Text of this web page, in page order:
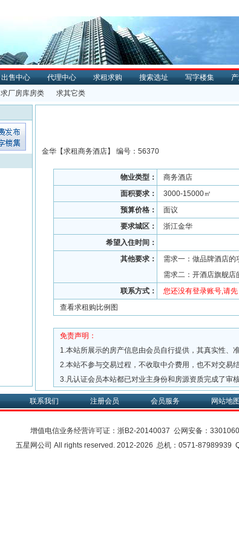
出售中心 代理中心 求租求购 搜索选址 写字楼集
求厂房库房类 求其它类
金华【求租商务酒店】 编号：56370
物业类型：
商务酒店
面积要求：
3000-15000㎡
预算价格：
面议
要求城区：
浙江金华
希望入住时间：
其他要求：
需求一：做品牌酒店
需求二：开酒店旗舰
联系方式：
您还没有登录账号,请先
查看求租购比例图
免责声明：
1.本站所展示的房产信息由会员自行提供，其真实性、
2.本站不参与交易过程，不收取中介费用，也不对交易
3.凡认证会员本站都已对业主身份和房源资质完成了审
联系我们 注册会员 会员服务 网站地
增值电信业务经营许可证： 浙B2-20140037 公网安备：
五星网公司 All rights reserved. 2012-2026 总机：0571-87989939